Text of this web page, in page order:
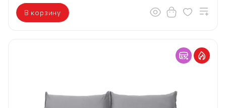
В корзину